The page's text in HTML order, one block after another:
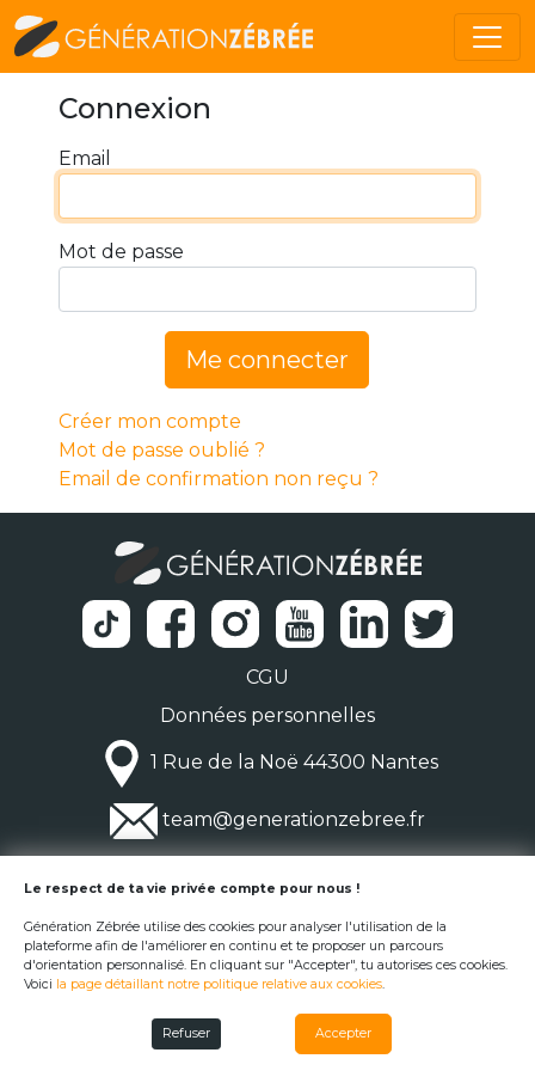
Connexion
Email
Mot de passe
Me connecter
Créer mon compte
Mot de passe oublié ?
Email de confirmation non reçu ?
CGU
Données personnelles
1 Rue de la Noë 44300 Nantes
team@generationzebree.fr
© Génération Zébrée 2026
Le respect de ta vie privée compte pour nous !
Génération Zébrée utilise des cookies pour analyser l'utilisation de la
plateforme afin de l'améliorer en continu et te proposer un parcours
d'orientation personnalisé. En cliquant sur "Accepter", tu autorises ces cookies.
Voici la page détaillant notre politique relative aux cookies.
Refuser Accepter